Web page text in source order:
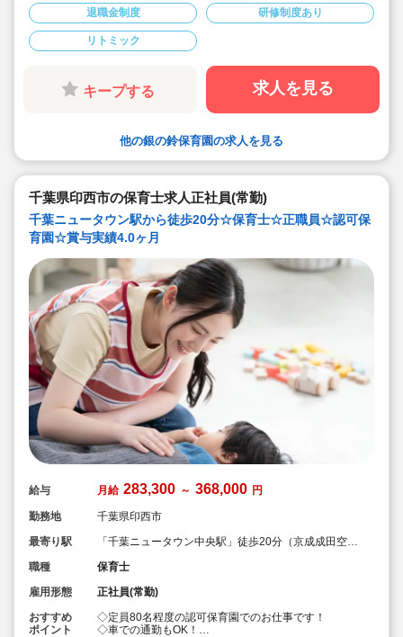
◇土曜日は交替勤務で週休2日制、産休育休も所得しやす
く、プライベートとのバランスも取りやすい♪
◇即日スタート～来春4月スタートまで、ご相談可能で
す！
◇姉妹園あり！
退職金制度 研修制度あり
リトミック
キープする 求人を見る
他の銀の鈴保育園の求人を見る
千葉県印西市の保育士求人正社員(常勤)
千葉ニュータウン駅から徒歩20分☆保育士☆正職員☆認可保
育園☆賞与実績4.0ヶ月
給与 月給 283,300 ～ 368,000 円
勤務地
千葉県印西市
最寄り駅
「千葉ニュータウン中央駅」徒歩20分（京成成田空港
職種
保育士
雇用形態
正社員(常勤)
おすすめ
ポイント
◇定員80名程度の認可保育園でのお仕事です！
◇車での通勤もOK！